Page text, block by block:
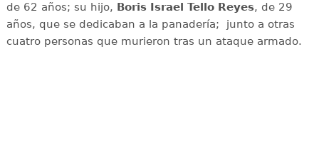
de 62 años; su hijo, Boris Israel Tello Reyes, de 29
años, que se dedicaban a la panadería; junto a otras
cuatro personas que murieron tras un ataque armado.